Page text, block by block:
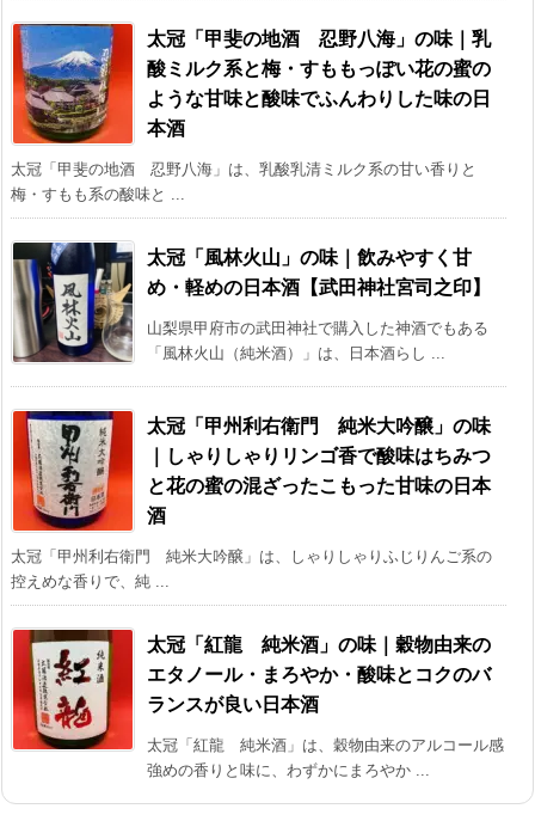
太冠「甲斐の地酒 忍野八海」の味｜乳
酸ミルク系と梅・すももっぽい花の蜜の
ような甘味と酸味でふんわりした味の日
本酒
太冠「甲斐の地酒 忍野八海」は、乳酸乳清ミルク系の甘い香りと
梅・すもも系の酸味と ...
太冠「風林火山」の味｜飲みやすく甘
め・軽めの日本酒【武田神社宮司之印】
山梨県甲府市の武田神社で購入した神酒でもある
「風林火山（純米酒）」は、日本酒らし ...
太冠「甲州利右衛門 純米大吟醸」の味
｜しゃりしゃりリンゴ香で酸味はちみつ
と花の蜜の混ざったこもった甘味の日本
酒
太冠「甲州利右衛門 純米大吟醸」は、しゃりしゃりふじりんご系の
控えめな香りで、純 ...
太冠「紅龍 純米酒」の味｜穀物由来の
エタノール・まろやか・酸味とコクのバ
ランスが良い日本酒
太冠「紅龍 純米酒」は、穀物由来のアルコール感
強めの香りと味に、わずかにまろやか ...